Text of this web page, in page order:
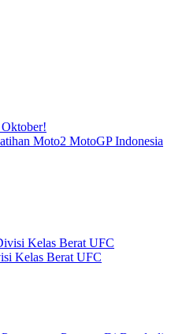
Moto2 MotoGP Indonesia
Kelas Berat UFC